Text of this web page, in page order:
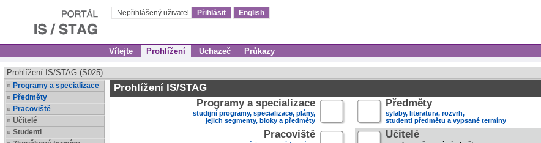
Nepřihlášený uživatel Přihlásit English
Vítejte Prohlížení Uchazeč Průkazy
Prohlížení IS/STAG (S025)
Programy a specializace
Předměty
Pracoviště
Učitelé
Studenti
Prohlížení IS/STAG
Programy a specializace
studijní programy, specializace, plány,
jejich segmenty, bloky a předměty
Předměty
sylaby, literatura, rozvrh,
studenti předmětu a vypsané termíny
Pracoviště Učitelé